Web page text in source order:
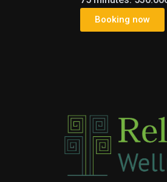
Booking now